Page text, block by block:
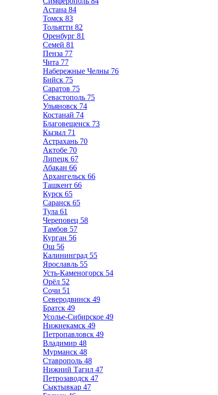
Астана 84
Томск 83
Тольятти 82
Оренбург 81
Семей 81
Пенза 77
Чита 77
Набережные Челны 76
Бийск 75
Саратов 75
Севастополь 75
Ульяновск 74
Костанай 74
Благовещенск 73
Кызыл 71
Астрахань 70
Актобе 70
Липецк 67
Абакан 66
Архангельск 66
Ташкент 66
Курск 65
Саранск 65
Тула 61
Череповец 58
Тамбов 57
Курган 56
Ош 56
Калининград 55
Ярославль 55
Усть-Каменогорск 54
Орёл 52
Сочи 51
Северодвинск 49
Братск 49
Усолье-Сибирское 49
Нижнекамск 49
Петропавловск 49
Владимир 48
Мурманск 48
Ставрополь 48
Нижний Тагил 47
Петрозаводск 47
Сыктывкар 47